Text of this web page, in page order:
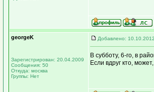
georgeK
Зарегистрирован: 20.04.2009
Сообщения: 50
Откуда: москва
Группы: Нет
Добавлено:
В субботу, 6-го, в
Если вдруг кто,